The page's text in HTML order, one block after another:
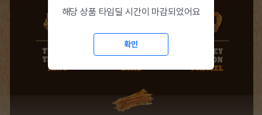
해당 상품 타임딜 시간이 마감되었어요
확인